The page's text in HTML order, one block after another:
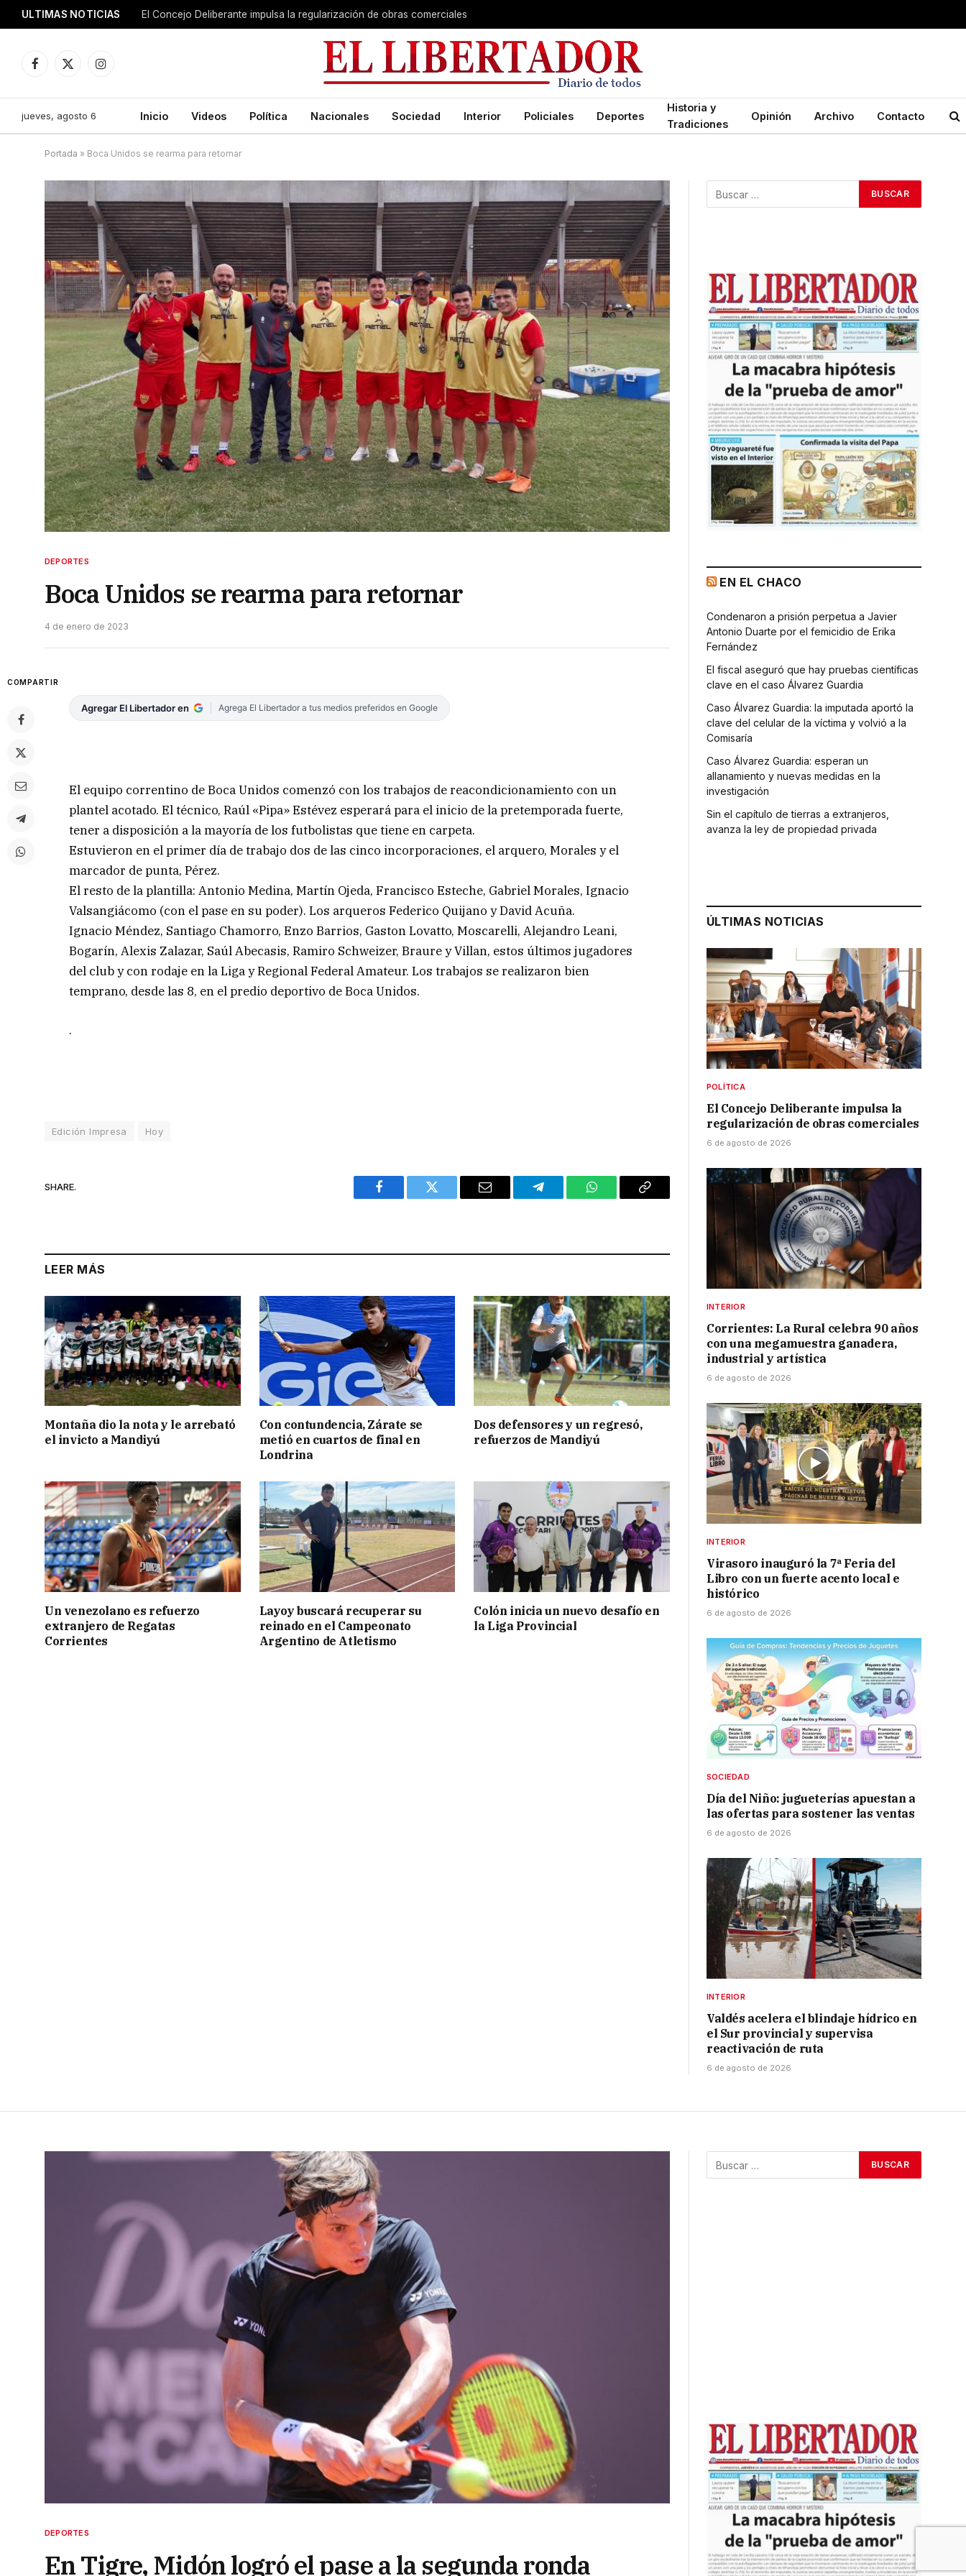
ULTIMAS NOTICIAS El Concejo Deliberante impulsa la regularización de obras comerciales
Facebook
X
Instagram
jueves, agosto 6 Inicio Videos Política Nacionales Sociedad Interior Policiales Deportes
Historia y
Tradiciones
Opinión Archivo Contacto
Portada » Boca Unidos se rearma para retornar
DEPORTES
Boca Unidos se rearma para retornar
4 de enero de 2023
COMPARTIR
Agregar El Libertador en Agrega El Libertador a tus medios preferidos en Google
El equipo correntino de Boca Unidos comenzó con los trabajos de reacondicionamiento con un
plantel acotado. El técnico, Raúl «Pipa» Estévez esperará para el inicio de la pretemporada fuerte,
tener a disposición a la mayoría de los futbolistas que tiene en carpeta.
Estuvieron en el primer día de trabajo dos de las cinco incorporaciones, el arquero, Morales y el
marcador de punta, Pérez.
El resto de la plantilla: Antonio Medina, Martín Ojeda, Francisco Esteche, Gabriel Morales, Ignacio
Valsangiácomo (con el pase en su poder). Los arqueros Federico Quijano y David Acuña.
Ignacio Méndez, Santiago Chamorro, Enzo Barrios, Gaston Lovatto, Moscarelli, Alejandro Leani,
Bogarín, Alexis Zalazar, Saúl Abecasis, Ramiro Schweizer, Braure y Villan, estos últimos jugadores
del club y con rodaje en la Liga y Regional Federal Amateur. Los trabajos se realizaron bien
temprano, desde las 8, en el predio deportivo de Boca Unidos.
.
Edición Impresa Hoy
SHARE.
Facebook Twitter Email Telegram WhatsAppCopy
LEER MÁS
Montaña dio la nota y le arrebató
el invicto a Mandiyú
Con contundencia, Zárate se
metió en cuartos de final en
Londrina
Dos defensores y un regresó,
refuerzos de Mandiyú
Un venezolano es refuerzo
extranjero de Regatas
Corrientes
Layoy buscará recuperar su
reinado en el Campeonato
Argentino de Atletismo
Colón inicia un nuevo desafío en
la Liga Provincial
EN EL CHACO
Condenaron a prisión perpetua a Javier
Antonio Duarte por el femicidio de Erika
Fernández
El fiscal aseguró que hay pruebas científicas
clave en el caso Álvarez Guardia
Caso Álvarez Guardia: la imputada aportó la
clave del celular de la víctima y volvió a la
Comisaría
Caso Álvarez Guardia: esperan un
allanamiento y nuevas medidas en la
investigación
Sin el capítulo de tierras a extranjeros,
avanza la ley de propiedad privada
ÚLTIMAS NOTICIAS
POLÍTICA
El Concejo Deliberante impulsa la
regularización de obras comerciales
6 de agosto de 2026
INTERIOR
Corrientes: La Rural celebra 90 años
con una megamuestra ganadera,
industrial y artística
6 de agosto de 2026
INTERIOR
Virasoro inauguró la 7ª Feria del
Libro con un fuerte acento local e
histórico
6 de agosto de 2026
SOCIEDAD
Día del Niño: jugueterías apuestan a
las ofertas para sostener las ventas
6 de agosto de 2026
INTERIOR
Valdés acelera el blindaje hídrico en
el Sur provincial y supervisa
reactivación de ruta
6 de agosto de 2026
DEPORTES
En Tigre, Midón logró el pase a la segunda ronda